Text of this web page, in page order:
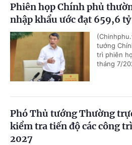
Phiên họp Chính phủ
nhập khẩu ước đạt 659,6
tướng
trì phiên
tháng 7/
Phó Thủ tướng Thường
kiểm tra tiến độ các công
2027